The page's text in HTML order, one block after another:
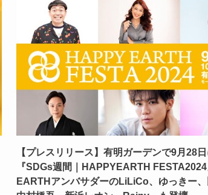
【プレスリリース】有明ガーデンで9月28
『SDGs週間｜HAPPYEARTH
EARTHアンバサダーのLiLiCo、ゆっきー、